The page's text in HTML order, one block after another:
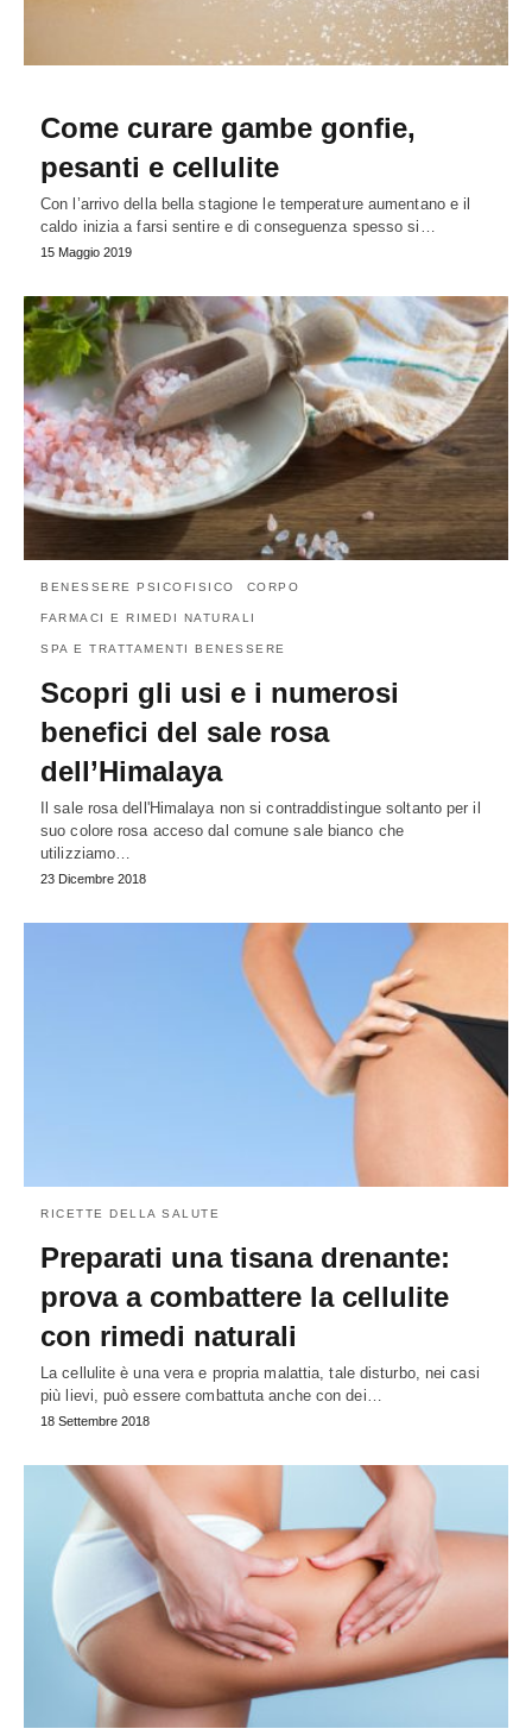
Come curare gambe gonfie,
pesanti e cellulite
Con l’arrivo della bella stagione le temperature aumentano e il
caldo inizia a farsi sentire e di conseguenza spesso si…
15 Maggio 2019
BENESSERE PSICOFISICO CORPO
FARMACI E RIMEDI NATURALI
SPA E TRATTAMENTI BENESSERE
Scopri gli usi e i numerosi
benefici del sale rosa
dell’Himalaya
Il sale rosa dell'Himalaya non si contraddistingue soltanto per il
suo colore rosa acceso dal comune sale bianco che
utilizziamo…
23 Dicembre 2018
RICETTE DELLA SALUTE
Preparati una tisana drenante:
prova a combattere la cellulite
con rimedi naturali
La cellulite è una vera e propria malattia, tale disturbo, nei casi
più lievi, può essere combattuta anche con dei…
18 Settembre 2018